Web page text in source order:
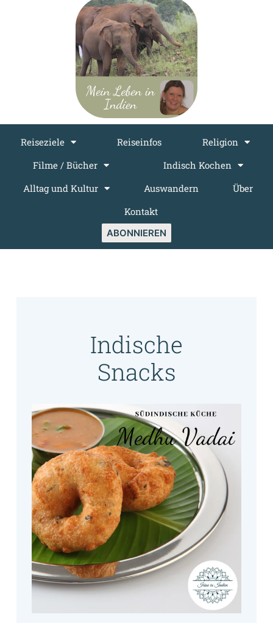
Reiseziele Reiseinfos
Religion
Filme / Bücher
Indisch Kochen
Alltag und Kultur
Auswandern
Über
Kontakt
ABONNIEREN
Indische
Snacks